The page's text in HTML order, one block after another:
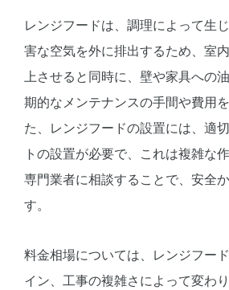
レンジフードは、調理によって生
害な空気を外に排出するため、室
上させると同時に、壁や家具への
期的なメンテナンスの手間や費用
た、レンジフードの設置には、適
トの設置が必要で、これは複雑な
専門業者に相談することで、安全
す。
料金相場については、レンジフー
イン、工事の複雑さによって変わ